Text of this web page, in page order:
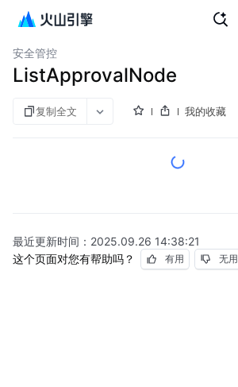
数据库工作台
安全管控
ListApprovalNode
复制全文 我的收藏
最近更新时间： 2025.09.26 14:38:21
这个页面对您有帮助吗？
有用 无用